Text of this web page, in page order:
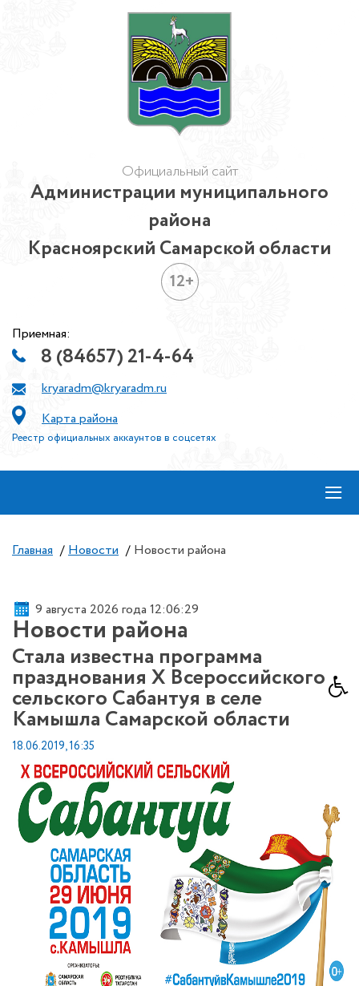
Официальный сайт
Администрации муниципального
района
Красноярский Самарской области
12+
Приемная:
8 (84657) 21-4-64
kryaradm@kryaradm.ru
Карта района
Реестр официальных аккаунтов в соцсетях
≡
Главная / Новости / Новости района
9 августа 2026 года 12:06:30
Новости района
Стала известна программа
празднования Х Всероссийского
сельского Сабантуя в селе
Камышла Самарской области
18.06.2019, 16:35